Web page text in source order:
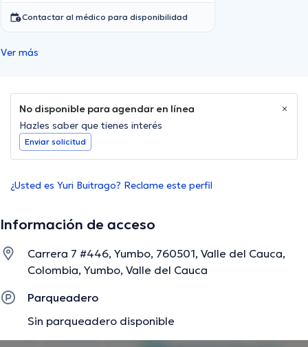
Contactar al médico para disponibilidad
Ver más
No disponible para agendar en línea
Hazles saber que tienes interés
Enviar solicitud
¿Usted es Yuri Buitrago? Reclame este perfil
Información de acceso
Carrera 7 #446, Yumbo, 760501, Valle del Cauca,
Colombia, Yumbo, Valle del Cauca
Parqueadero
Sin parqueadero disponible